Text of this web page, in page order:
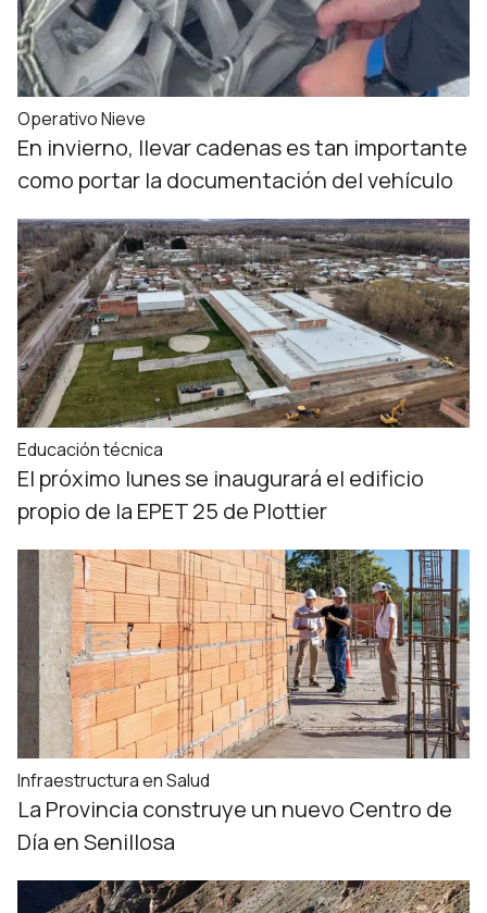
Operativo Nieve
En invierno, llevar cadenas es tan importante
como portar la documentación del vehículo
Educación técnica
El próximo lunes se inaugurará el edificio
propio de la EPET 25 de Plottier
Infraestructura en Salud
La Provincia construye un nuevo Centro de
Día en Senillosa